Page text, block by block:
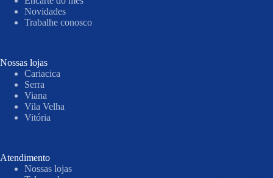
Novidades
Trabalhe conosco
Nossas lojas
Cariacica
Serra
Viana
Vila Velha
Vitória
Atendimento
Nossas lojas